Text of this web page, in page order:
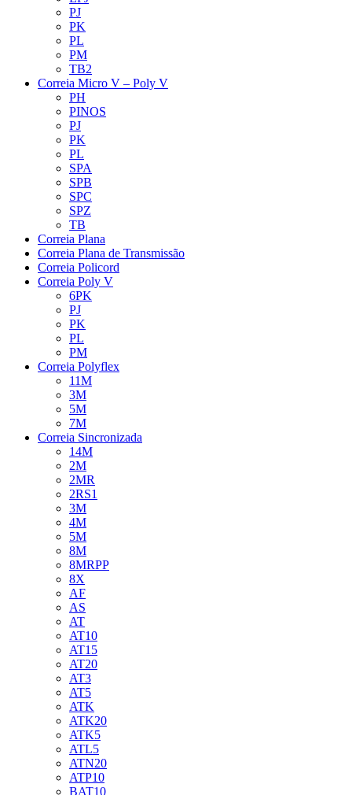
PJ
PK
PL
PM
TB2
Correia Micro V – Poly V
PH
PINOS
PJ
PK
PL
SPA
SPB
SPC
SPZ
TB
Correia Plana
Correia Plana de Transmissão
Correia Policord
Correia Poly V
6PK
PJ
PK
PL
PM
Correia Polyflex
11M
3M
5M
7M
Correia Sincronizada
14M
2M
2MR
2RS1
3M
4M
5M
8M
8MRPP
8X
AF
AS
AT
AT10
AT15
AT20
AT3
AT5
ATK
ATK20
ATK5
ATL5
ATN20
ATP10
BAT10